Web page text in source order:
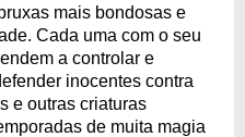
mais bondosas e
Cada uma com o seu
a controlar e
inocentes contra
e outras criaturas
de muita magia